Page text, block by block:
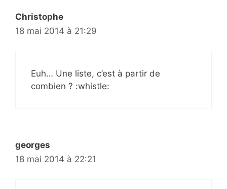
Christophe
18 mai 2014 à 21:29
Euh… Une liste, c’est à partir de
combien ? :whistle:
georges
18 mai 2014 à 22:21